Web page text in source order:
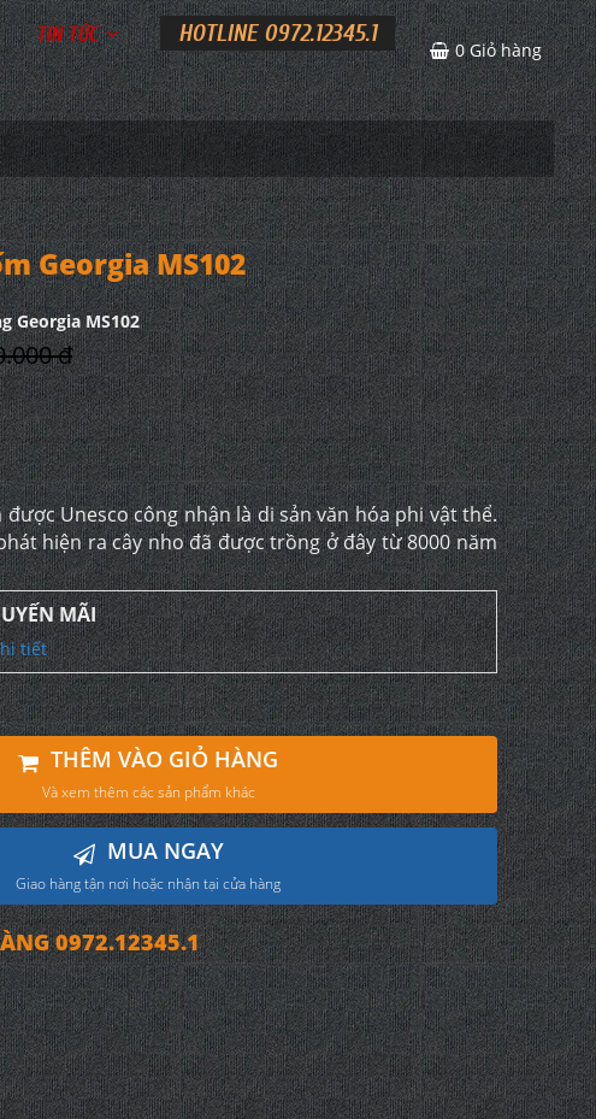
TIN TỨC HOTLINE 0972.12345.1
0 Giỏ hàng
Georgia MS102
Georgia MS102
đ
được Unesco công nhận là di sản văn hóa phi vật thể.
hiện ra cây nho đã được trồng ở đây từ 8000 năm
MÃI
tiết
THÊM VÀO GIỎ HÀNG
Và xem thêm các sản phẩm khác
MUA NGAY
Giao hàng tận nơi hoặc nhận tại cửa hàng
0972.12345.1